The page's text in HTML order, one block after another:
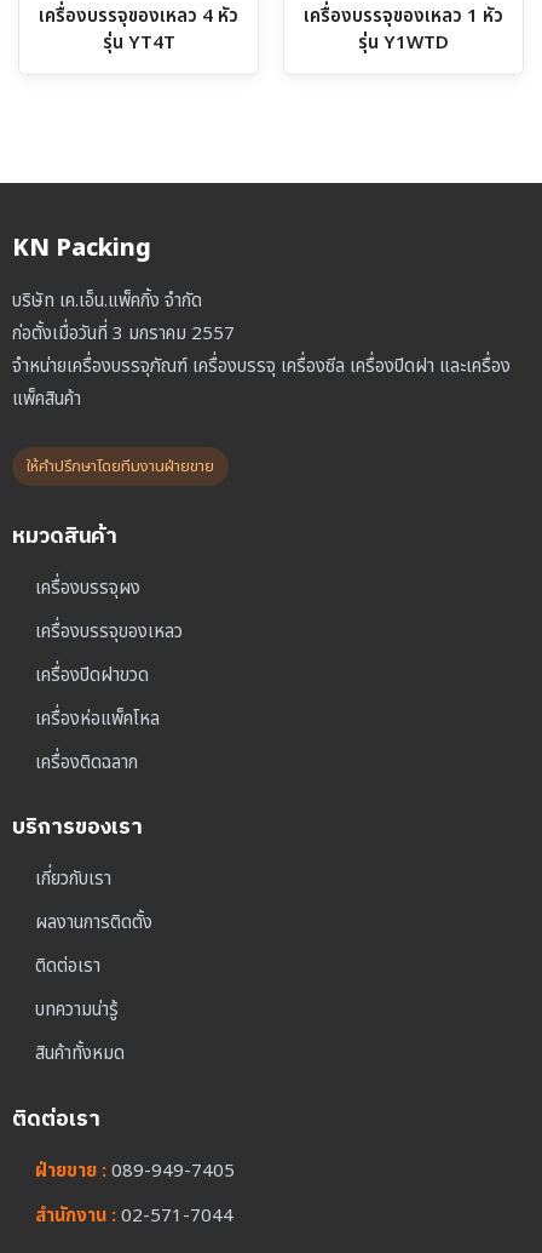
เครื่องบรรจุของเหลว 4 หัว
รุ่น YT4T
เครื่องบรรจุของเหลว 1 หัว
รุ่น Y1WTD
KN Packing
บริษัท เค.เอ็น.แพ็คกิ้ง จำกัด
ก่อตั้งเมื่อวันที่ 3 มกราคม 2557
จำหน่ายเครื่องบรรจุภัณฑ์ เครื่องบรรจุ เครื่องซีล เครื่องปิดฝา และเครื่อง
แพ็คสินค้า
ให้คำปรึกษาโดยทีมงานฝ่ายขาย
หมวดสินค้า
เครื่องบรรจุผง
เครื่องบรรจุของเหลว
เครื่องปิดฝาขวด
เครื่องห่อแพ็คโหล
เครื่องติดฉลาก
บริการของเรา
เกี่ยวกับเรา
ผลงานการติดตั้ง
ติดต่อเรา
บทความน่ารู้
สินค้าทั้งหมด
ติดต่อเรา
ฝ่ายขาย :089-949-7405
สำนักงาน :02-571-7044